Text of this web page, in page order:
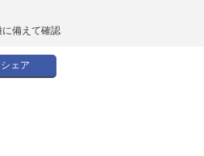
備えて確認
シェア